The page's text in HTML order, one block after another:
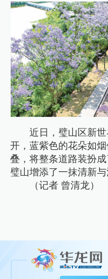
近日，璧山区新
开，蓝紫色的花朵如
叠，将整条道路装扮
璧山增添了一抹清新与
（记者 曾清龙）